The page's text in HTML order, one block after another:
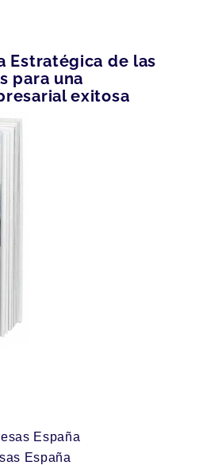
Estratégica de las
para una
exitosa
España
España